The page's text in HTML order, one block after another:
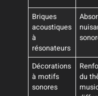
Briques
acoustiques
à
résonateurs
Décorations
à motifs
sonores
du